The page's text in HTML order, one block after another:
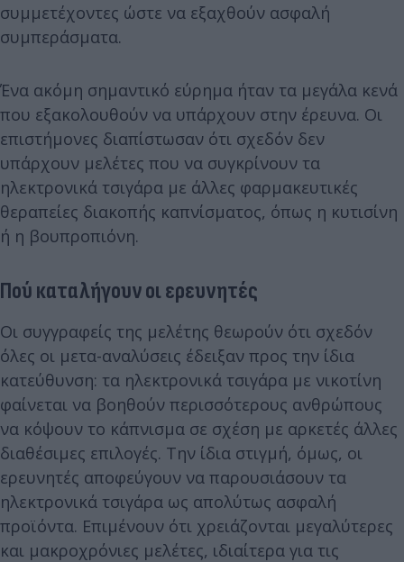
συμμετέχοντες ώστε να εξαχθούν ασφαλή
συμπεράσματα.
Ένα ακόμη σημαντικό εύρημα ήταν τα μεγάλα κενά
που εξακολουθούν να υπάρχουν στην έρευνα. Οι
επιστήμονες διαπίστωσαν ότι σχεδόν δεν
υπάρχουν μελέτες που να συγκρίνουν τα
ηλεκτρονικά τσιγάρα με άλλες φαρμακευτικές
θεραπείες διακοπής καπνίσματος, όπως η κυτισίνη
ή η βουπροπιόνη.
Πού καταλήγουν οι ερευνητές
Οι συγγραφείς της μελέτης θεωρούν ότι σχεδόν
όλες οι μετα-αναλύσεις έδειξαν προς την ίδια
κατεύθυνση: τα ηλεκτρονικά τσιγάρα με νικοτίνη
φαίνεται να βοηθούν περισσότερους ανθρώπους
να κόψουν το κάπνισμα σε σχέση με αρκετές άλλες
διαθέσιμες επιλογές. Την ίδια στιγμή, όμως, οι
ερευνητές αποφεύγουν να παρουσιάσουν τα
ηλεκτρονικά τσιγάρα ως απολύτως ασφαλή
προϊόντα. Επιμένουν ότι χρειάζονται μεγαλύτερες
και μακροχρόνιες μελέτες, ιδιαίτερα για τις